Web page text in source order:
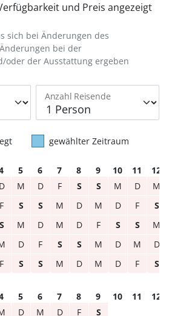
und Preis angezeigt
Anzahl Reisende
sich bei Änderungen des
bei der
oder der Ausstattung ergeben
gewählter Zeitraum
5 6 7 8 9 10 11
12
D M D F S S M D
M
F S S M D M D F
S
S M D M D F S S
M
D F S S M D M
D
F S S M D M D F S
5 6 7 8 9 10 11
12
D M D F S